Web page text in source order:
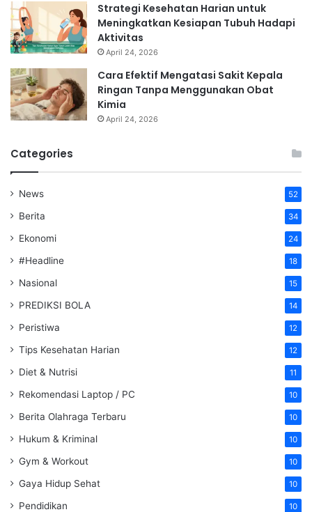
Strategi Kesehatan Harian untuk
Meningkatkan Kesiapan Tubuh Hadapi
Aktivitas
April 24, 2026
Cara Efektif Mengatasi Sakit Kepala
Ringan Tanpa Menggunakan Obat
Kimia
April 24, 2026
Categories
News 52
Berita 34
Ekonomi 24
#Headline 18
Nasional 15
PREDIKSI BOLA 14
Peristiwa 12
Tips Kesehatan Harian 12
Diet & Nutrisi 11
Rekomendasi Laptop / PC 10
Berita Olahraga Terbaru 10
Hukum & Kriminal 10
Gym & Workout 10
Gaya Hidup Sehat 10
Pendidikan 10